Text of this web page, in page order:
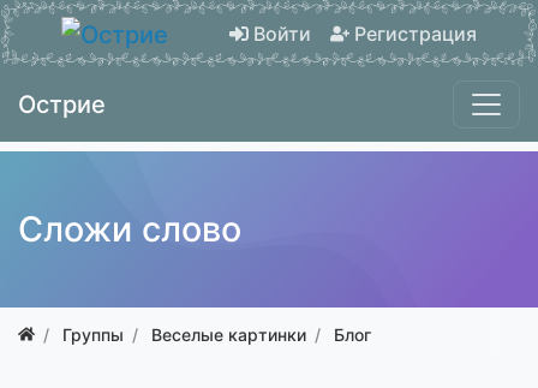
Войти Регистрация
Острие
Сложи слово
Группы Веселые картинки Блог